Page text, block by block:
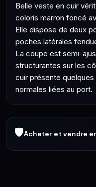
Belle veste en cuir
coloris marron foncé
Elle dispose de deux
poches latérales
La coupe est semi-
structurantes sur les
cuir présente
normales liées au port.
🛡Acheter et vendre